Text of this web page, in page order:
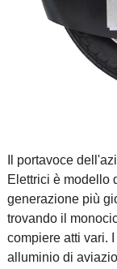
Il portavoce
Elettrici è modello
generazione più
trovando il
compiere atti vari.
alluminio di